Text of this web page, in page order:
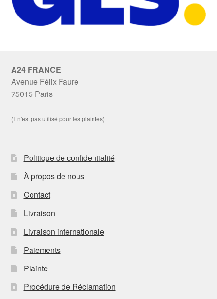
A24 FRANCE
Avenue Félix Faure
75015 Paris
(Il n'est pas utilisé pour les plaintes)
Politique de confidentialité
À propos de nous
Contact
Livraison
Livraison internationale
Paiements
Plainte
Procédure de Réclamation